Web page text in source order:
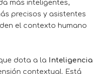
más inteligentes,
precisos y asistentes
el contexto humano
dota a la
Inteligencia
contextual. Está